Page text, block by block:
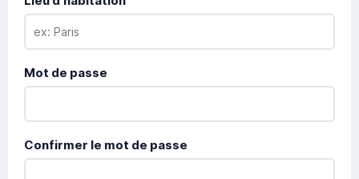
Mot de passe
Confirmer le mot de passe